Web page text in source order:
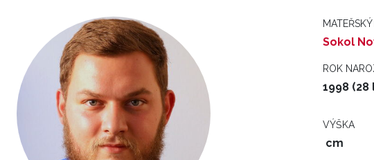
Sokol
ROK
1998 (28
VÝŠKA
cm